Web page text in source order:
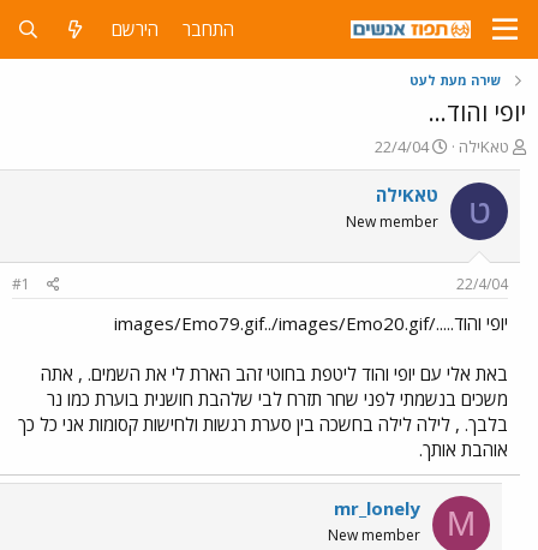
התחבר הירשם
שירה מעת לעט
יופי והוד...
פ
ו
ת
ח
ה
ש
א
טאKילה
פ
ו
ר
ם
ר
22/4/04
ט טאKילה
New member
22/4/04
#1
יופי והוד...../images/Emo79.gif../images/Emo20.gif
באת אלי עם יופי והוד ליטפת בחוטי זהב הארת לי את השמים. , אתה
משכים בנשמתי לפני שחר תזרח לבי שלהבת חושנית בוערת כמו נר
בלבך. , לילה לילה בחשכה בין סערת רגשות ולחישות קסומות אני כל כך
אוהבת אותך.
M
mr_lonely
New member